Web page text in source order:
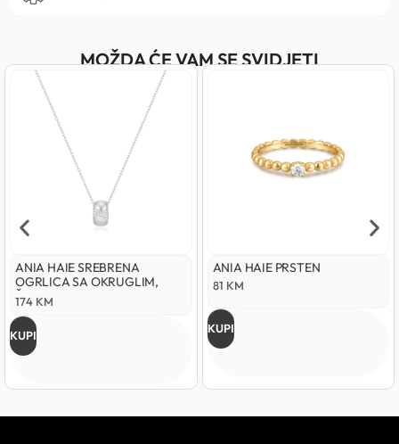
MOŽDA ĆE VAM SE SVIDJETI
ANIA HAIE SREBRENA
OGRLICA SA OKRUGLIM,
ŠUPLJIM PRIVJESKOM
174 KM
KUPI
ANIA HAIE PRSTEN
81 KM
KUPI